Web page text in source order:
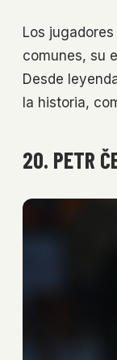
Los
comunes, su
Desde
la historia,
20. PETR